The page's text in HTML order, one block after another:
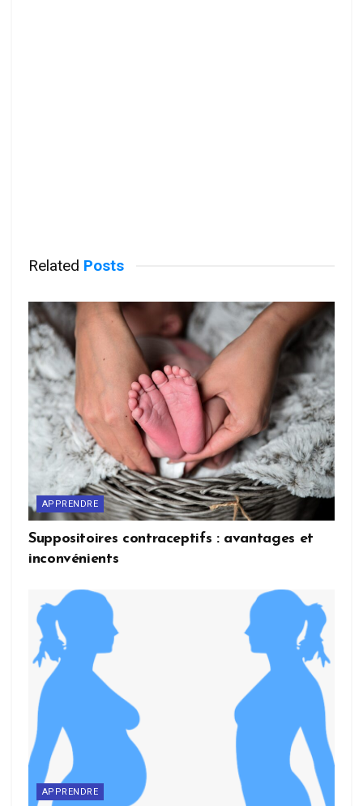
Related Posts
APPRENDRE
Suppositoires contraceptifs : avantages et
inconvénients
APPRENDRE